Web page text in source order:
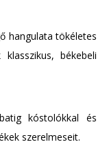
hangulata tökéletes
békebeli
kóstolókkal és
szerelmeseit.